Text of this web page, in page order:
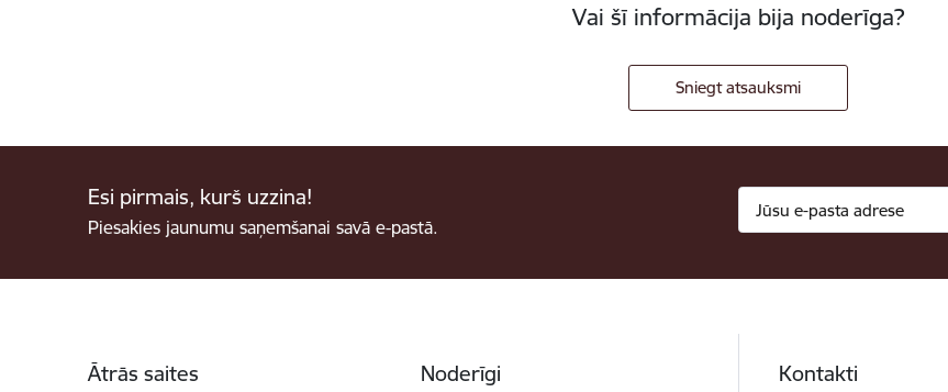
Vai šī informācija bija noderīga?
Sniegt atsauksmi
Esi pirmais, kurš uzzina!
Piesakies jaunumu saņemšanai savā e-pastā.
Ātrās saites Noderīgi Kontakti